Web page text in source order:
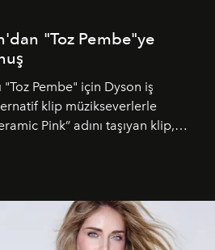
"Toz Pembe"ye
"Toz Pembe" için Dyson iş
klip müzikseverlerle
Pink” adını taşıyan klip,
öne çıkıyor.